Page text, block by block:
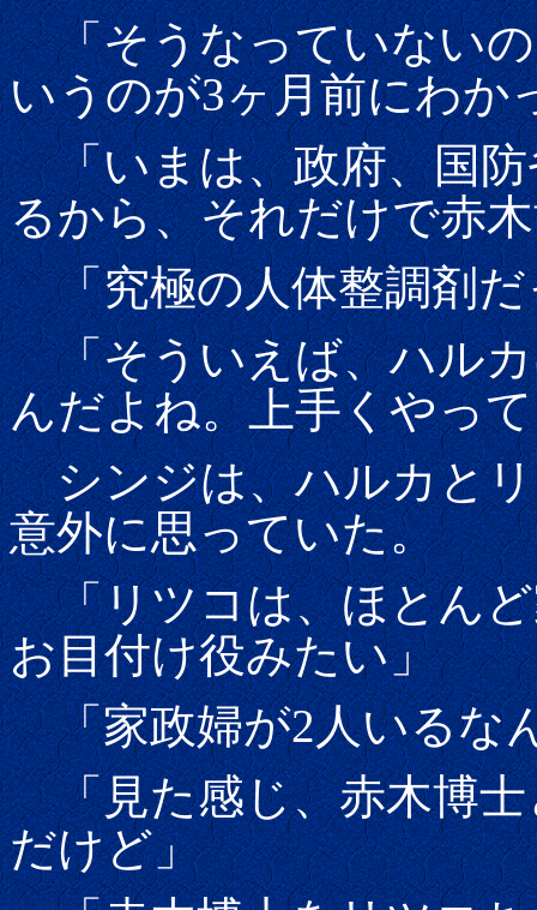
「そうなっていないの
いうのが3ヶ月前にわか
「いまは、政府、国防
るから、それだけで赤
「究極の人体整調剤だ
「そういえば、ハルカ
んだよね。上手くやっ
シンジは、ハルカとリ
意外に思っていた。
「リツコは、ほとんど
お目付け役みたい」
「家政婦が2人いるな
「見た感じ、赤木博士
だけど」